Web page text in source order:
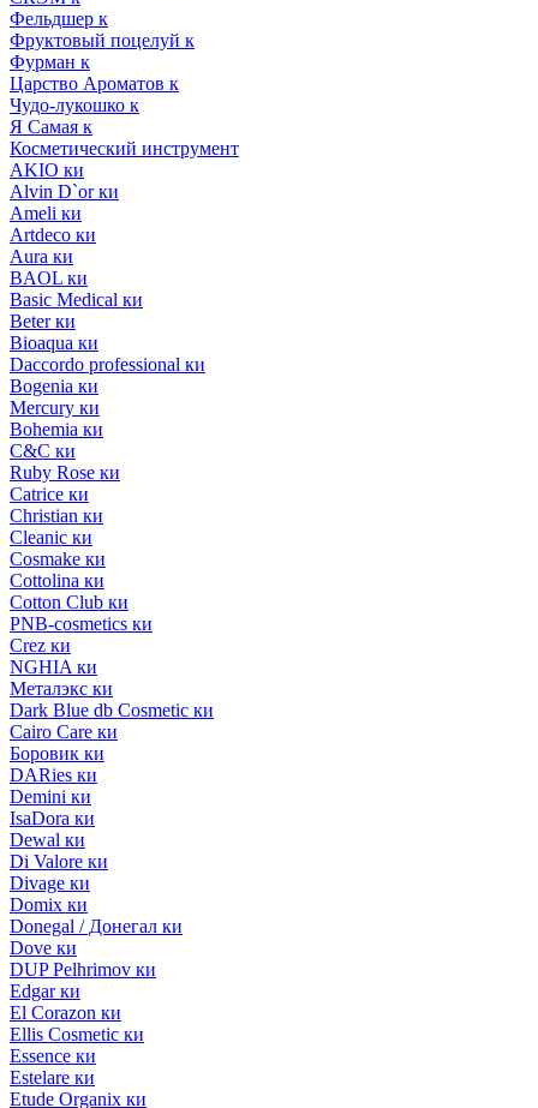
Фельдшер к
Фруктовый поцелуй к
Фурман к
Царство Ароматов к
Чудо-лукошко к
Я Самая к
Косметический инструмент
AKIO ки
Alvin D`or ки
Ameli ки
Artdeco ки
Aura ки
BAOL ки
Basic Medical ки
Beter ки
Bioaqua ки
Daccordo professional ки
Bogenia ки
Mercury ки
Bohemia ки
C&C ки
Ruby Rose ки
Catrice ки
Christian ки
Cleanic ки
Cosmake ки
Cottolina ки
Cotton Club ки
PNB-cosmetics ки
Crez ки
NGHIA ки
Металэкс ки
Dark Blue db Cosmetic ки
Cairo Care ки
Боровик ки
DARies ки
Demini ки
IsaDora ки
Dewal ки
Di Valore ки
Divage ки
Domix ки
Donegal / Донегал ки
Dove ки
DUP Pelhrimov ки
Edgar ки
El Corazon ки
Ellis Cosmetic ки
Essence ки
Estelare ки
Etude Organix ки